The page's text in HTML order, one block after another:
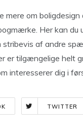
mere om
Her kan du
stribevis af andre
er tilgængelige helt
interesserer dig i
TWITTER